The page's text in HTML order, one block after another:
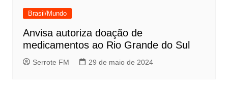
Brasil/Mundo
Anvisa autoriza doação de
medicamentos ao Rio Grande do Sul
Serrote FM 29 de maio de 2024